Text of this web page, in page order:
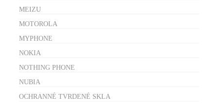
MEIZU
MOTOROLA
MYPHONE
NOKIA
NOTHING PHONE
NUBIA
OCHRANNÉ TVRDENÉ SKLA